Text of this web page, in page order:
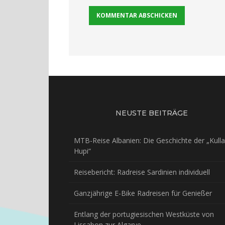
NEUSTE BEITRÄGE
MTB-Reise Albanien: Die Geschichte der „Kulla
Hupi“
Reisebericht: Radreise Sardinien individuell
Ganzjährige E-Bike Radreisen für Genießer
Entlang der portugiesischen Westküste von